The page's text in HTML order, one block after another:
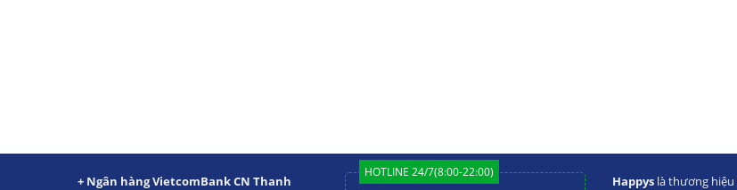
+ Ngân hàng VietcomBank CN Thanh
HOTLINE 24/7(8:00-22:00)
Happys là thương hiệu